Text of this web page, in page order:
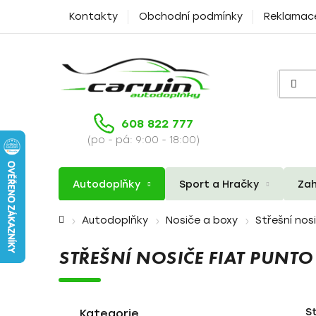
Kontakty Obchodní podmínky
608 822 777
(po - pá: 9:00 - 18:00)
Autodoplňky Sport a Hračky
Domů Autodoplňky Nosiče a boxy Střešní
STŘEŠNÍ NOSIČE FIAT